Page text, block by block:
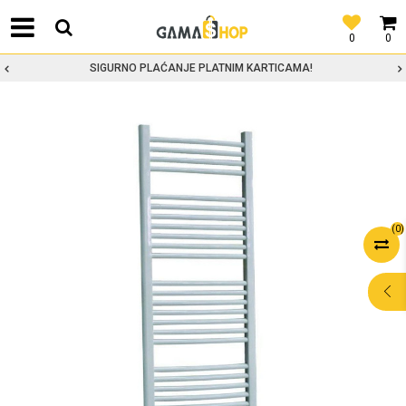
0
0
SIGURNO PLAĆANJE PLATNIM KARTICAMA!
(0)
POMOĆ PRI
KUPOVINI